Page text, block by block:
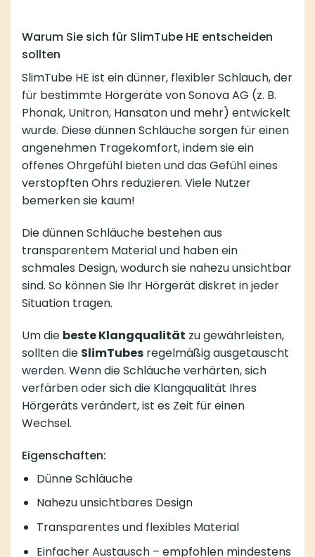
Warum Sie sich für SlimTube HE entscheiden
sollten
SlimTube HE ist ein dünner, flexibler Schlauch, der
für bestimmte Hörgeräte von Sonova AG (z. B.
Phonak, Unitron, Hansaton und mehr) entwickelt
wurde. Diese dünnen Schläuche sorgen für einen
angenehmen Tragekomfort, indem sie ein
offenes Ohrgefühl bieten und das Gefühl eines
verstopften Ohrs reduzieren. Viele Nutzer
bemerken sie kaum!
Die dünnen Schläuche bestehen aus
transparentem Material und haben ein
schmales Design, wodurch sie nahezu unsichtbar
sind. So können Sie Ihr Hörgerät diskret in jeder
Situation tragen.
Um die beste Klangqualität zu gewährleisten,
sollten die SlimTubes regelmäßig ausgetauscht
werden. Wenn die Schläuche verhärten, sich
verfärben oder sich die Klangqualität Ihres
Hörgeräts verändert, ist es Zeit für einen
Wechsel.
Eigenschaften:
Dünne Schläuche
Nahezu unsichtbares Design
Transparentes und flexibles Material
Einfacher Austausch – empfohlen mindestens